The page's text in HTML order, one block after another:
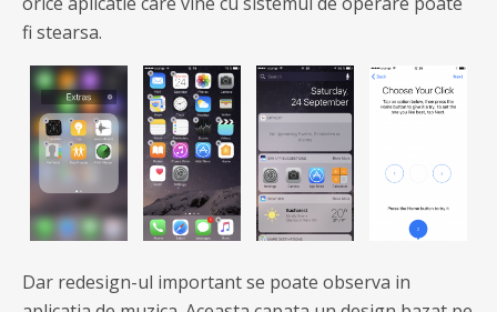
fi stearsa.
Dar redesign-ul important se poate observa in